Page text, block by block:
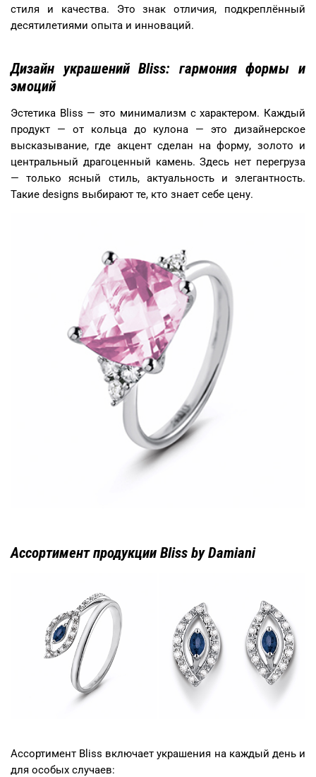
стиля и качества. Это знак отличия, подкреплённый
десятилетиями опыта и инноваций.
Дизайн украшений Bliss: гармония формы и
эмоций
Эстетика Bliss — это минимализм с характером. Каждый
продукт — от кольца до кулона — это дизайнерское
высказывание, где акцент сделан на форму, золото и
центральный драгоценный камень. Здесь нет перегруза
— только ясный стиль, актуальность и элегантность.
Такие designs выбирают те, кто знает себе цену.
Ассортимент продукции Bliss by Damiani
Ассортимент Bliss включает украшения на каждый день и
для особых случаев: